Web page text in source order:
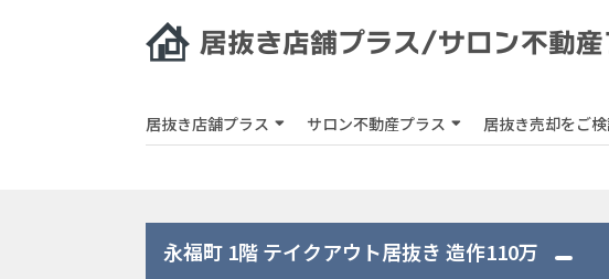
居抜き店舗プラス サロン不動産プラス 居抜き売却をご
永福町 1階 テイクアウト居抜き 造作110万